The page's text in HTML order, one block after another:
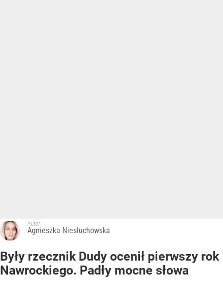
Autor:
Agnieszka Niesłuchowska
Były rzecznik Dudy ocenił pierwszy rok
Nawrockiego. Padły mocne słowa